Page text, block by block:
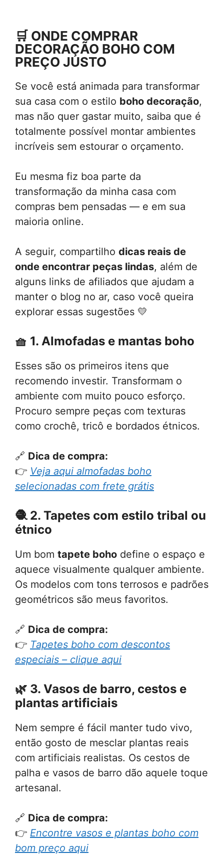
🛒 ONDE COMPRAR
DECORAÇÃO BOHO COM
PREÇO JUSTO
Se você está animada para transformar
sua casa com o estilo boho decoração,
mas não quer gastar muito, saiba que é
totalmente possível montar ambientes
incríveis sem estourar o orçamento.
Eu mesma fiz boa parte da
transformação da minha casa com
compras bem pensadas — e em sua
maioria online.
A seguir, compartilho dicas reais de
onde encontrar peças lindas, além de
alguns links de afiliados que ajudam a
manter o blog no ar, caso você queira
explorar essas sugestões 💛
🧺 1. Almofadas e mantas boho
Esses são os primeiros itens que
recomendo investir. Transformam o
ambiente com muito pouco esforço.
Procuro sempre peças com texturas
como crochê, tricô e bordados étnicos.
🔗 Dica de compra:
👉 Veja aqui almofadas boho
selecionadas com frete grátis
🧶 2. Tapetes com estilo tribal ou
étnico
Um bom tapete boho define o espaço e
aquece visualmente qualquer ambiente.
Os modelos com tons terrosos e padrões
geométricos são meus favoritos.
🔗 Dica de compra:
👉 Tapetes boho com descontos
especiais – clique aqui
🌿 3. Vasos de barro, cestos e
plantas artificiais
Nem sempre é fácil manter tudo vivo,
então gosto de mesclar plantas reais
com artificiais realistas. Os cestos de
palha e vasos de barro dão aquele toque
artesanal.
🔗 Dica de compra:
👉 Encontre vasos e plantas boho com
bom preço aqui